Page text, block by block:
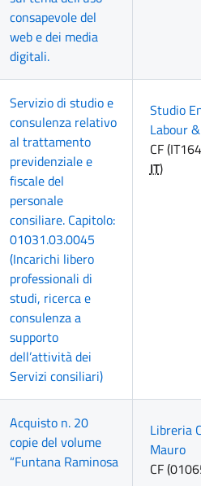
consapevole del
web e dei media
digitali.
Servizio di studio e
consulenza relativo
al trattamento
previdenziale e
fiscale del
personale
consiliare. Capitolo:
01031.03.0045
(Incarichi libero
professionali di
studi, ricerca e
consulenza a
supporto
dell’attività dei
Servizi consiliari)
Studio
Labour
CF
IT)
Acquisto n. 20
copie del volume
“Funtana Raminosa
Libreria
Mauro
CF